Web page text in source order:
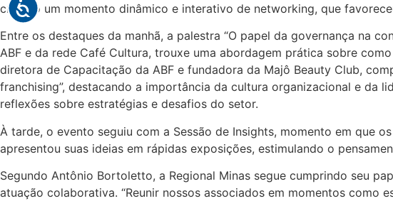
criando um momento dinâmico e interativo de networking, que
Entre os destaques da manhã, a palestra “O papel da governança na
ABF e da rede Café Cultura, trouxe uma abordagem prática sobre
diretora de Capacitação da ABF e fundadora da Majô Beauty Club,
franchising”, destacando a importância da cultura organizacional e
reflexões sobre estratégias e desafios do setor.
À tarde, o evento seguiu com a Sessão de Insights, momento em que
apresentou suas ideias em rápidas exposições, estimulando o
Segundo Antônio Bortoletto, a Regional Minas segue cumprindo seu
atuação colaborativa. “Reunir nossos associados em momentos